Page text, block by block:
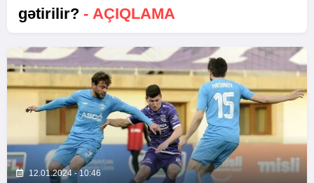
gətirilir? - AÇIQLAMA
12.01.2024 - 10:46